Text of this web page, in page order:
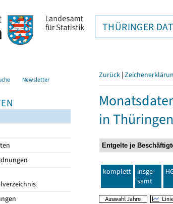
THÜRINGER
Newsletter Zurück |
in Thüringen
komplett
insge-
samt